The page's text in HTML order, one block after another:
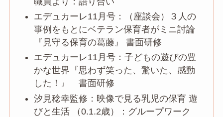
エデュカーレ11月号：（座談会）３人の
事例をもとにベテラン保育者がミニ討論
『見守る保育の葛藤』 書面研修
エデュカーレ11月号：子どもの遊びの豊
かな世界『思わず笑った、驚いた、感動
した！』 書面研修
汐見稔幸監修：映像で見る乳児の保育 遊
びと生活 （0.1.2歳）：グループワーク